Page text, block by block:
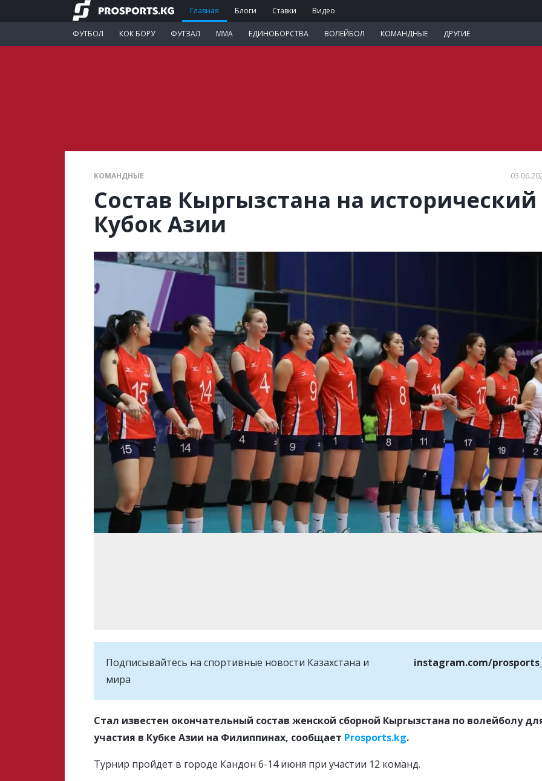
Главная Блоги Ставки Видео
ФУТБОЛ КОК БОРУ ФУТЗАЛ ММА ЕДИНОБОРСТВА ВОЛЕЙБОЛ КОМАНДНЫЕ ДРУГИЕ
КОМАНДНЫЕ
Состав Кыргызстана на исторический
Кубок Азии
Подписывайтесь на cпортивные новости Казахстана и
мира
instagram.com/
Стал известен окончательный состав женской сборной Кыргызстана по волейболу
участия в Кубке Азии на Филиппинах, сообщает Prosports.kg.
Турнир пройдет в городе Кандон 6-14 июня при участии 12 команд.